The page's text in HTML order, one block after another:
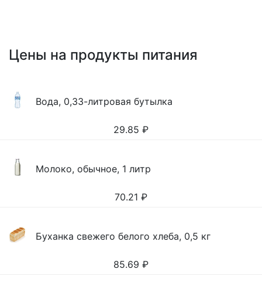
Цены на продукты питания
Вода, 0,33-литровая бутылка
29.85 ₽
Молоко, обычное, 1 литр
70.21 ₽
Буханка свежего белого хлеба, 0,5 кг
85.69 ₽